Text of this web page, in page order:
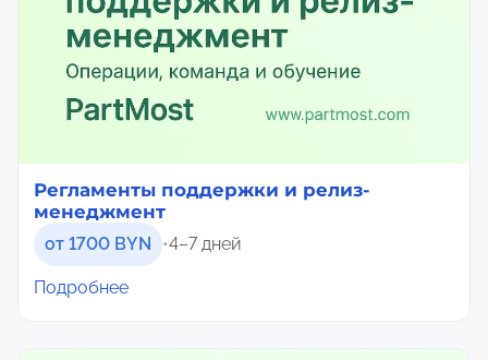
Регламенты поддержки и релиз-
менеджмент
от 1700 BYN •4–7 дней
Подробнее